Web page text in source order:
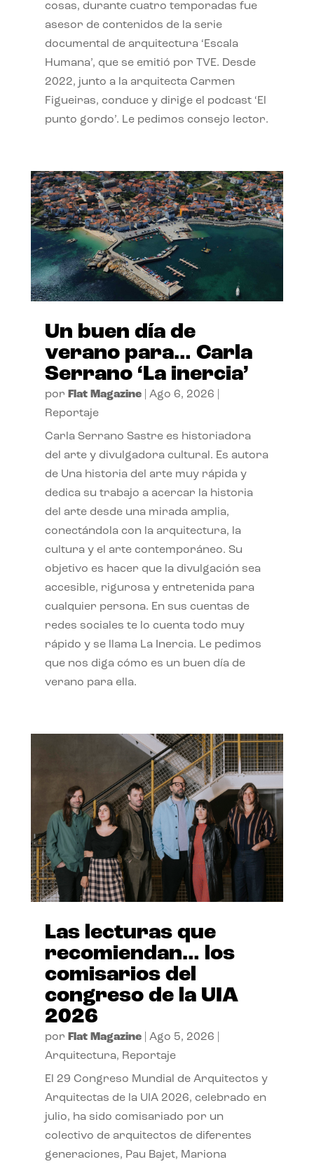
cosas, durante cuatro temporadas fue
asesor de contenidos de la serie
documental de arquitectura ‘Escala
Humana’, que se emitió por TVE. Desde
2022, junto a la arquitecta Carmen
Figueiras, conduce y dirige el podcast ‘El
punto gordo’. Le pedimos consejo lector.
Un buen día de
verano para… Carla
Serrano ‘La inercia’
por Flat Magazine| Ago 6, 2026
Reportaje
Carla Serrano Sastre es historiadora
del arte y divulgadora cultural. Es autora
de Una historia del arte muy rápida y
dedica su trabajo a acercar la historia
del arte desde una mirada amplia,
conectándola con la arquitectura, la
cultura y el arte contemporáneo. Su
objetivo es hacer que la divulgación sea
accesible, rigurosa y entretenida para
cualquier persona. En sus cuentas de
redes sociales te lo cuenta todo muy
rápido y se llama La Inercia. Le pedimos
que nos diga cómo es un buen día de
verano para ella.
Las lecturas que
recomiendan… los
comisarios del
congreso de la UIA
2026
por Flat Magazine| Ago 5, 2026
Arquitectura, Reportaje
El 29 Congreso Mundial de Arquitectos y
Arquitectas de la UIA 2026, celebrado en
julio, ha sido comisariado por un
colectivo de arquitectos de diferentes
generaciones, Pau Bajet, Mariona